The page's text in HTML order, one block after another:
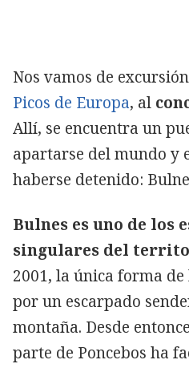
Nos vamos de
Picos de Europa, al
Allí, se encuentra un
apartarse del mundo y
haberse detenido:
Bulnes es uno de los
singulares del
2001, la única forma
por un escarpado
montaña. Desde
parte de Poncebos ha